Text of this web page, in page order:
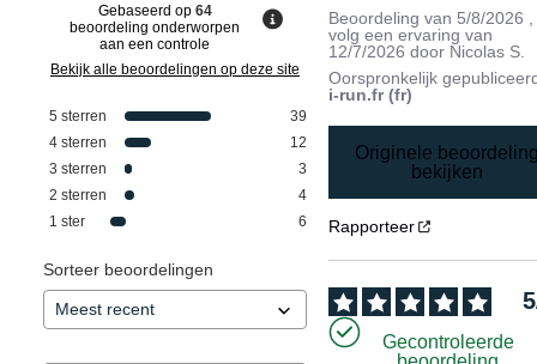
Gebaseerd op 64
beoordeling onderworpen
aan een controle
Bekijk alle beoordelingen op deze site
5 sterren
39
4 sterren
12
3 sterren
3
2 sterren
4
1 ster 6
Sorteer beoordelingen
Beoordeling van 5/8/2026
volg een ervaring van
12/7/2026 door Nicolas S.
Oorspronkelijk
i-run.fr (fr)
Originele
bekijken
Rapporteer
5
Gecontroleerde